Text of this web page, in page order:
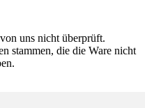
uns nicht überprüft.
stammen, die die Ware nicht